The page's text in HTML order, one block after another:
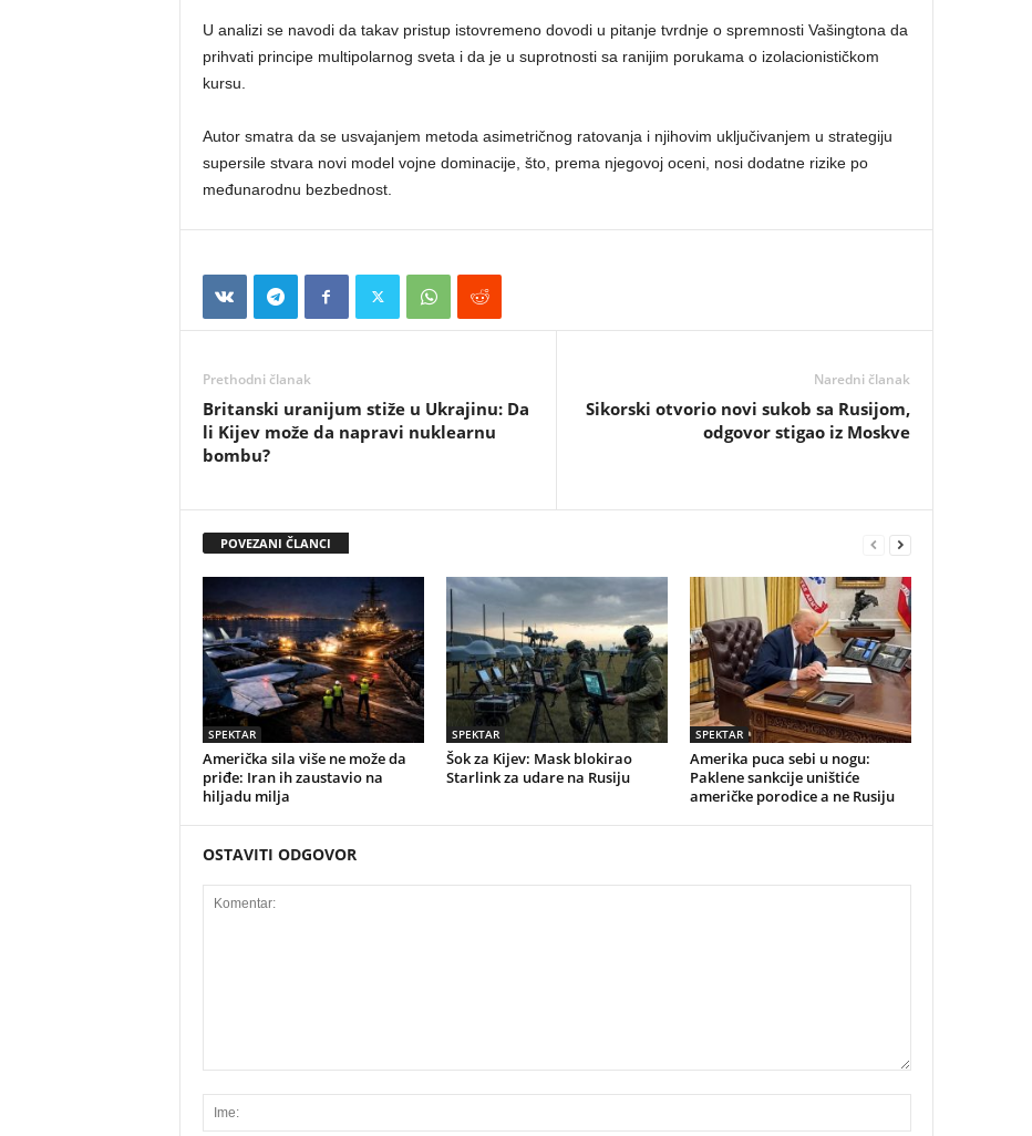
U analizi se navodi da takav pristup istovremeno dovodi u pitanje tvrdnje o spremnosti Vašingtona da
prihvati principe multipolarnog sveta i da je u suprotnosti sa ranijim porukama o izolacionističkom
kursu.
Autor smatra da se usvajanjem metoda asimetričnog ratovanja i njihovim uključivanjem u strategiju
supersile stvara novi model vojne dominacije, što, prema njegovoj oceni, nosi dodatne rizike po
međunarodnu bezbednost.
Prethodni članak
Britanski uranijum stiže u Ukrajinu: Da
li Kijev može da napravi nuklearnu
bombu?
Naredni članak
Sikorski otvorio novi sukob sa Rusijom,
odgovor stigao iz Moskve
POVEZANI ČLANCI
SPEKTAR
Američka sila više ne može da
priđe: Iran ih zaustavio na
hiljadu milja
SPEKTAR
Šok za Kijev: Mask blokirao
Starlink za udare na Rusiju
SPEKTAR
Amerika puca sebi u nogu:
Paklene sankcije uništiće
američke porodice a ne Rusiju
OSTAVITI ODGOVOR